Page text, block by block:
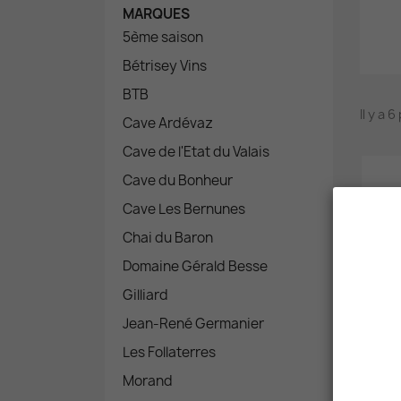
MARQUES
5ème saison
Bétrisey Vins
BTB
Cave Ardévaz
Cave de l'Etat du Valais
Cave du Bonheur
Cave Les Bernunes
Chai du Baron
Domaine Gérald Besse
Gilliard
Jean-René Germanier
Les Follaterres
Morand
Il y a